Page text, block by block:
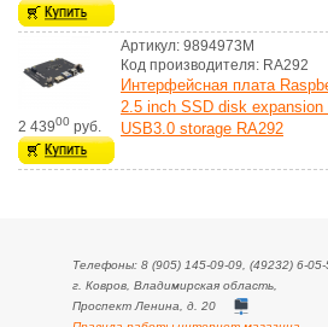
2 43900 руб.
Артикул: 9894973M
Код производителя: RA292
Интерфейсная плата
2.5 inch SSD disk expansion
USB3.0 storage RA292
Телефоны: 8 (905) 145-09-09, (49232) 6-05-
г. Ковров, Владимирская область,
Проспект Ленина, д. 20